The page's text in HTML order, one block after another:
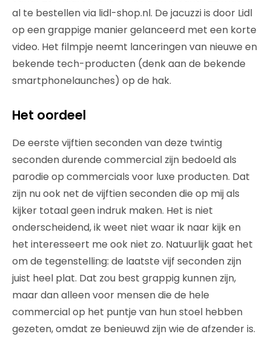
al te bestellen via lidl-shop.nl. De jacuzzi is door Lidl
op een grappige manier gelanceerd met een korte
video. Het filmpje neemt lanceringen van nieuwe en
bekende tech-producten (denk aan de bekende
smartphonelaunches) op de hak.
Het oordeel
De eerste vijftien seconden van deze twintig
seconden durende commercial zijn bedoeld als
parodie op commercials voor luxe producten. Dat
zijn nu ook net de vijftien seconden die op mij als
kijker totaal geen indruk maken. Het is niet
onderscheidend, ik weet niet waar ik naar kijk en
het interesseert me ook niet zo. Natuurlijk gaat het
om de tegenstelling: de laatste vijf seconden zijn
juist heel plat. Dat zou best grappig kunnen zijn,
maar dan alleen voor mensen die de hele
commercial op het puntje van hun stoel hebben
gezeten, omdat ze benieuwd zijn wie de afzender is.